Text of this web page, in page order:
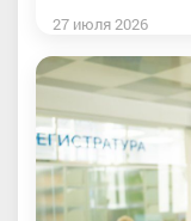
27 июля 2026